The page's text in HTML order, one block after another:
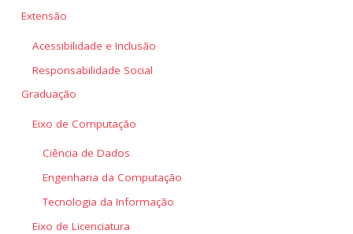
Extensão
Acessibilidade e Inclusão
Responsabilidade Social
Graduação
Eixo de Computação
Ciência de Dados
Engenharia da Computação
Tecnologia da Informação
Eixo de Licenciatura